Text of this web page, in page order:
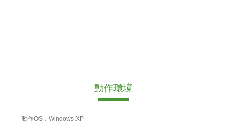
動作環境
動作OS：Windows XP